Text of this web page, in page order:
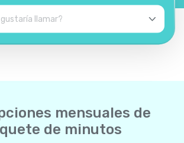
mensuales de
de minutos